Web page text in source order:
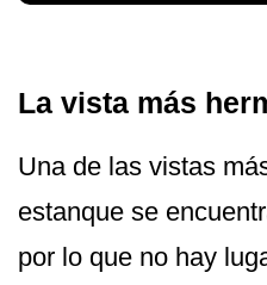
La vista más
Una de las vistas
estanque se
por lo que no hay